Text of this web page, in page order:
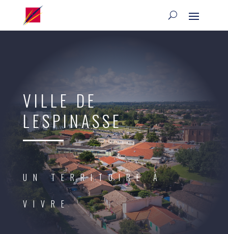
VILLE DE
LESPINASSE
UN TERRITOIRE À
VIVRE